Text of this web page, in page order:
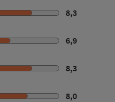
8,3
6,9
8,3
8,0